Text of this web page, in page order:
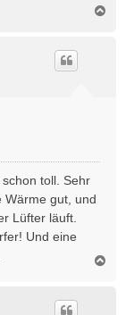
toll. Sehr
Wärme gut, und
Lüfter läuft.
Und eine